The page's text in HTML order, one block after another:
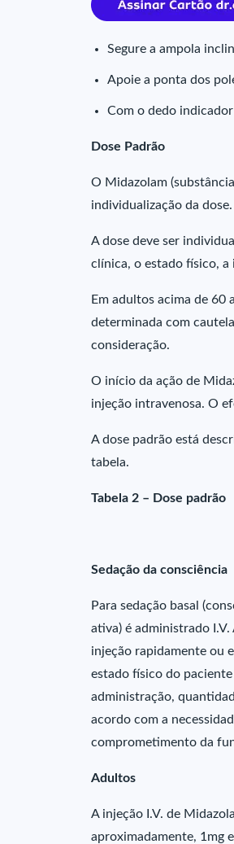
Segure a ampola
Apoie a ponta dos
Com o dedo
Dose Padrão
O Midazolam
individualização da dose.
A dose deve ser
clínica, o estado físico, a
Em adultos acima de 60
determinada com
consideração.
O início da ação de
injeção intravenosa. O
A dose padrão está
tabela.
Tabela 2 – Dose padrão
Sedação da consciência
Para sedação basal
ativa) é administrado
injeção rapidamente ou
estado físico do
administração,
acordo com a
comprometimento da
Adultos
A injeção I.V. de
aproximadamente, 1mg